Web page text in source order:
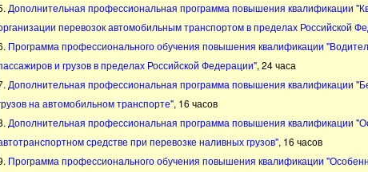
Дополнительная профессиональная программа повышения квалификации
перевозок автомобильным транспортом в пределах Российской
Программа профессионального обучения повышения квалификации
и грузов в пределах Российской Федерации", 24 часа
Дополнительная профессиональная программа повышения квалификации
на автомобильном транспорте", 16 часов
Дополнительная профессиональная программа повышения квалификации
средстве при перевозке наливных грузов", 16 часов
Программа профессионального обучения повышения квалификации